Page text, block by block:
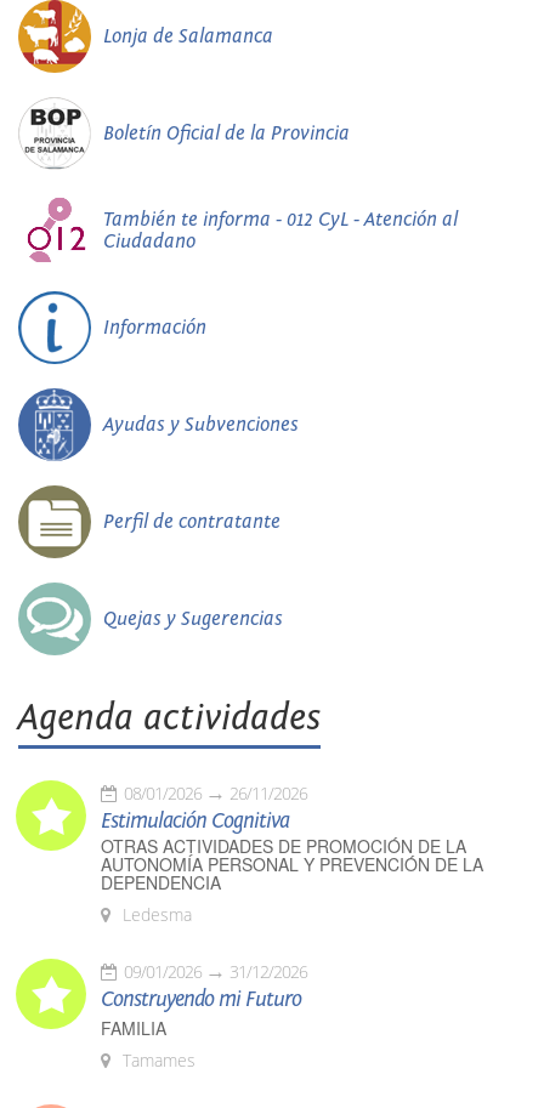
Lonja de Salamanca
Boletín Oficial de la Provincia
También te informa - 012 CyL - Atención al
Ciudadano
Información
Ayudas y Subvenciones
Perfil de contratante
Quejas y Sugerencias
Agenda actividades
08/01/2026 26/11/2026
Estimulación Cognitiva
OTRAS ACTIVIDADES DE PROMOCIÓN DE LA
AUTONOMÍA PERSONAL Y PREVENCIÓN DE LA
DEPENDENCIA
Ledesma
09/01/2026 31/12/2026
Construyendo mi Futuro
FAMILIA
Tamames